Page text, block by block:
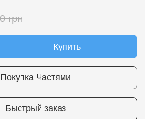
грн
Купить
Покупка Частями
Быстрый заказ